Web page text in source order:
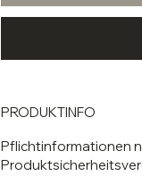
PRODUKTINFO
Pflichtinformationen